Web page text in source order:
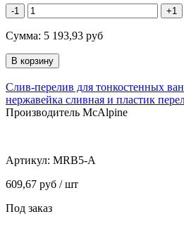
-1 +1
Сумма: 5 193,93 руб
Слив-перелив для тонкостенных
нержавейка сливная и пластик
Производитель McAlpine
Артикул: MRB5-A
609,67 руб / шт
Под заказ